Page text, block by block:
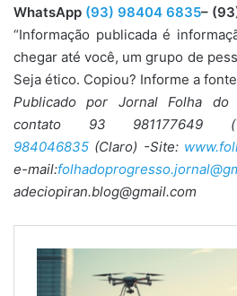
WhatsApp (93) 98404 6835–
“Informação publicada é
chegar até você, um grupo de
Seja ético. Copiou? Informe a
Publicado por Jornal Folha do
contato 93 981177649
984046835 (Claro) -Site:
e-mail:
adeciopiran.blog@gmail.com